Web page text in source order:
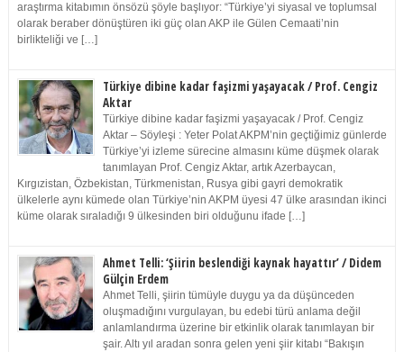
araştırma kitabımın önsözü şöyle başlıyor: “Türkiye’yi siyasal ve toplumsal
olarak beraber dönüştüren iki güç olan AKP ile Gülen Cemaati’nin
birlikteliği ve […]
Türkiye dibine kadar faşizmi yaşayacak / Prof. Cengiz
Aktar
Türkiye dibine kadar faşizmi yaşayacak / Prof. Cengiz
Aktar – Söyleşi : Yeter Polat AKPM’nin geçtiğimiz günlerde
Türkiye’yi izleme sürecine almasını küme düşmek olarak
tanımlayan Prof. Cengiz Aktar, artık Azerbaycan,
Kırgızistan, Özbekistan, Türkmenistan, Rusya gibi gayri demokratik
ülkelerle aynı kümede olan Türkiye’nin AKPM üyesi 47 ülke arasından ikinci
küme olarak sıraladığı 9 ülkesinden biri olduğunu ifade […]
Ahmet Telli: ‘Şiirin beslendiği kaynak hayattır’ / Didem
Gülçin Erdem
Ahmet Telli, şiirin tümüyle duygu ya da düşünceden
oluşmadığını vurgulayan, bu edebi türü anlama değil
anlamlandırma üzerine bir etkinlik olarak tanımlayan bir
şair. Altı yıl aradan sonra gelen yeni şiir kitabı “Bakışın